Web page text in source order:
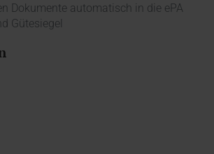
Dokumente automatisch in die ePA
Gütesiegel